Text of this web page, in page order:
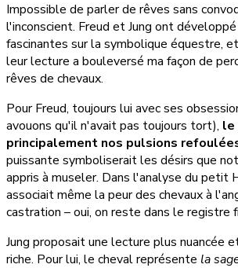
Impossible de parler de rêves sans
l'inconscient. Freud et Jung ont
fascinantes sur la symbolique équestre,
leur lecture a bouleversé ma façon de
rêves de chevaux.
Pour Freud, toujours lui avec ses
avouons qu'il n'avait pas toujours tort), le
principalement nos pulsions
puissante symboliserait les désirs que
appris à museler. Dans l'analyse du petit
associait même la peur des chevaux à
castration – oui, on reste dans le registre
Jung proposait une lecture plus nuancée
riche. Pour lui, le cheval représente la